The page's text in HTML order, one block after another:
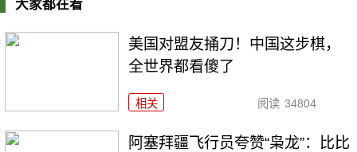
大家都在看
美国对盟友捅刀！中国这步棋，
全世界都看傻了
相关 阅读 34804
阿塞拜疆飞行员夸赞“枭龙”：比比